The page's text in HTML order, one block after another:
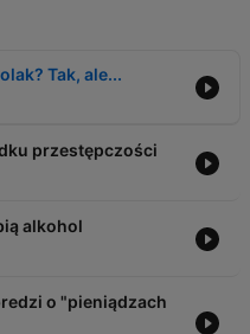
Tak, ale...
przestępczości
alkohol
o "pieniądzach